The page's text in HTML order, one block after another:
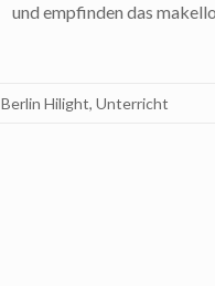
und empfinden das
Berlin Hilight, Unterricht